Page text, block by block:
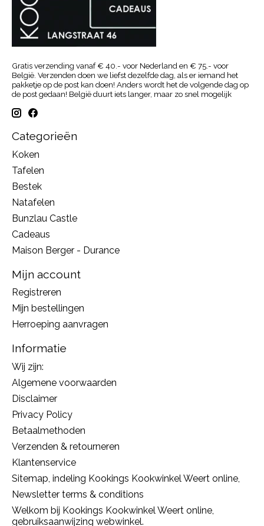
Gratis verzending vanaf € 40.- voor Nederland en € 75.- voor
België. Verzenden doen we liefst dezelfde dag, als er iemand het
pakketje op de post kan doen! Anders wordt het de volgende dag op
de post gedaan! België duurt iets langer, maar zo snel mogelijk
Categorieën
Koken
Tafelen
Bestek
Natafelen
Bunzlau Castle
Cadeaus
Maison Berger - Durance
Mijn account
Registreren
Mijn bestellingen
Herroeping aanvragen
Informatie
Wij zijn:
Algemene voorwaarden
Disclaimer
Privacy Policy
Betaalmethoden
Verzenden & retourneren
Klantenservice
Sitemap, indeling Kookings Kookwinkel Weert online,
Newsletter terms & conditions
Welkom bij Kookings Kookwinkel Weert online,
gebruiksaanwijzing webwinkel.